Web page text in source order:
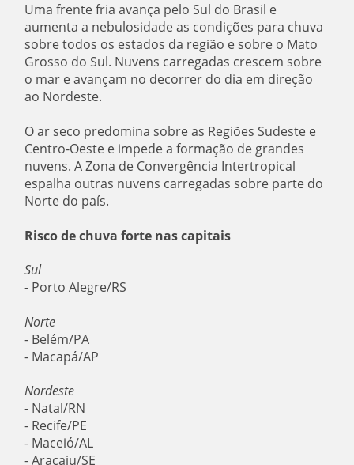
Uma frente fria avança pelo Sul do Brasil e
aumenta a nebulosidade as condições para chuva
sobre todos os estados da região e sobre o Mato
Grosso do Sul. Nuvens carregadas crescem sobre
o mar e avançam no decorrer do dia em direção
ao Nordeste.
O ar seco predomina sobre as Regiões Sudeste e
Centro-Oeste e impede a formação de grandes
nuvens. A Zona de Convergência Intertropical
espalha outras nuvens carregadas sobre parte do
Norte do país.
Risco de chuva forte nas capitais
Sul
- Porto Alegre/RS
Norte
- Belém/PA
- Macapá/AP
Nordeste
- Natal/RN
- Recife/PE
- Maceió/AL
- Aracaju/SE